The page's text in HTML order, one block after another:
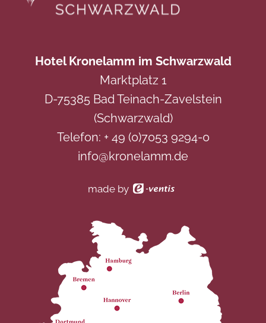
Hotel Kronelamm im Schwarzwald
Marktplatz 1
D-75385 Bad Teinach-Zavelstein
(Schwarzwald)
Telefon: + 49 (0)7053 9294-0
info@kronelamm.de
made by
Dieser Inhalt ist nur sichtbar wenn Sie Cookies von
"Dialogshift GmbH" akzeptieren.
Dieser Inhalt ist nur sichtbar wenn Sie Cookies von
"ADDITIVE GmbH" akzeptieren.